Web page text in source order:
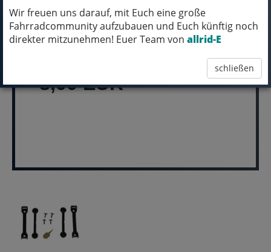
Wir freuen uns darauf, mit Euch eine große
Fahrradcommunity aufzubauen und Euch künftig noch
direkter mitzunehmen! Euer Team von allrid-E
schließen
MICH KANNST DU BESTELLEN - MIT
ABHOLUNG IN NORTORF!
8,00 EUR